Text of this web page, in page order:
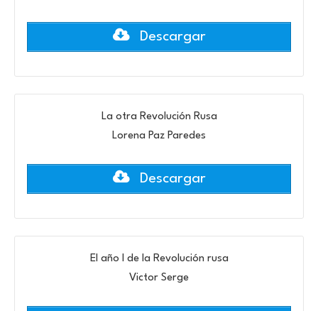
Descargar
La otra Revolución Rusa
Lorena Paz Paredes
Descargar
El año I de la Revolución rusa
Victor Serge